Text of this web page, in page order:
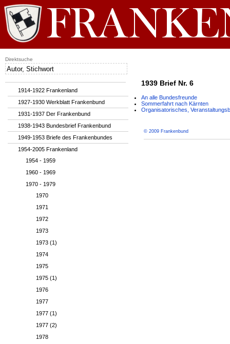
1939 Brief Nr. 6
An alle Bundesfreunde
Sommerfahrt nach Kärnten
Organisatorisches,
© 2009 Frankenbund
1914-1922 Frankenland
1927-1930 Werkblatt Frankenbund
1931-1937 Der Frankenbund
1938-1943 Bundesbrief Frankenbund
1949-1953 Briefe des Frankenbundes
1954-2005 Frankenland
1954 - 1959
1960 - 1969
1970 - 1979
1970
1971
1972
1973
1973 (1)
1974
1975
1975 (1)
1976
1977
1977 (1)
1977 (2)
1978
Direktsuche